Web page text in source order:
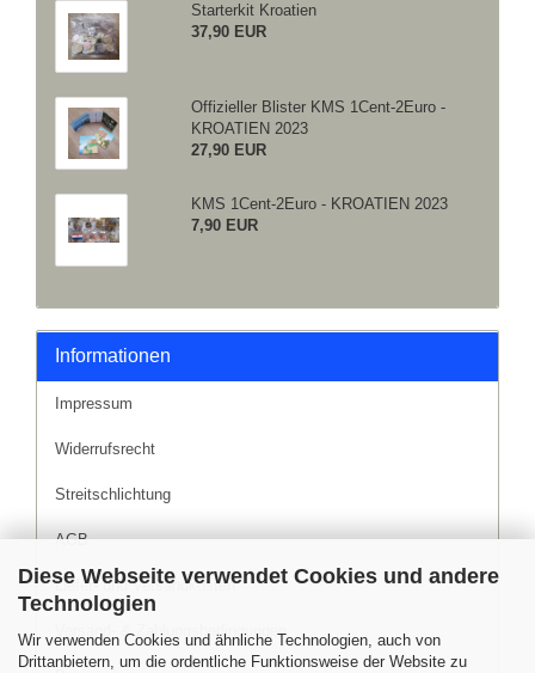
Diese Webseite verwendet Cookies und andere
Technologien
Wir verwenden Cookies und ähnliche Technologien, auch von
Drittanbietern, um die ordentliche Funktionsweise der Website zu
Starterkit Kroatien
37,90 EUR
Offizieller Blister KMS 1Cent-2Euro -
KROATIEN 2023
27,90 EUR
KMS 1Cent-2Euro - KROATIEN 2023
7,90 EUR
Informationen
Impressum
Widerrufsrecht
Streitschlichtung
AGB
Liefer- und Versandkosten
Versand- & Zahlungsbedingungen